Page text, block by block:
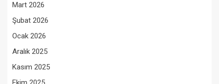
Mart 2026
Şubat 2026
Ocak 2026
Aralık 2025
Kasım 2025